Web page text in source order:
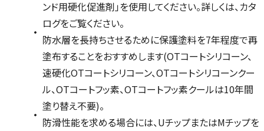
ンド用硬化促進剤」を使用してください。詳しくは、カタ
ログをご覧ください。
防水層を長持ちさせるために保護塗料を7年程度で再
塗布することをおすすめします(OTコートシリコーン、
速硬化OTコートシリコーン、OTコートシリコーンクー
ル、OTコートフッ素、OTコートフッ素クールは10年間
塗り替え不要)。
防滑性能を求める場合には、UチップまたはMチップを